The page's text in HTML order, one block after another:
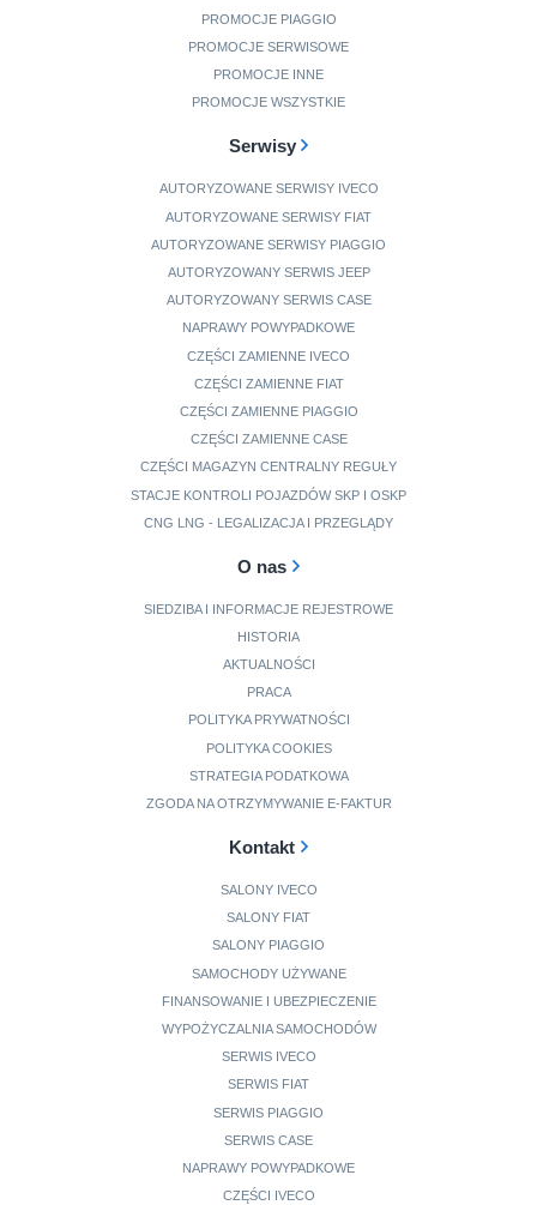
PROMOCJE PIAGGIO
PROMOCJE SERWISOWE
PROMOCJE INNE
PROMOCJE WSZYSTKIE
Serwisy
AUTORYZOWANE SERWISY IVECO
AUTORYZOWANE SERWISY FIAT
AUTORYZOWANE SERWISY PIAGGIO
AUTORYZOWANY SERWIS JEEP
AUTORYZOWANY SERWIS CASE
NAPRAWY POWYPADKOWE
CZĘŚCI ZAMIENNE IVECO
CZĘŚCI ZAMIENNE FIAT
CZĘŚCI ZAMIENNE PIAGGIO
CZĘŚCI ZAMIENNE CASE
CZĘŚCI MAGAZYN CENTRALNY REGUŁY
STACJE KONTROLI POJAZDÓW SKP I OSKP
CNG LNG - LEGALIZACJA I PRZEGLĄDY
O nas
SIEDZIBA I INFORMACJE REJESTROWE
HISTORIA
AKTUALNOŚCI
PRACA
POLITYKA PRYWATNOŚCI
POLITYKA COOKIES
STRATEGIA PODATKOWA
ZGODA NA OTRZYMYWANIE E-FAKTUR
Kontakt
SALONY IVECO
SALONY FIAT
SALONY PIAGGIO
SAMOCHODY UŻYWANE
FINANSOWANIE I UBEZPIECZENIE
WYPOŻYCZALNIA SAMOCHODÓW
SERWIS IVECO
SERWIS FIAT
SERWIS PIAGGIO
SERWIS CASE
NAPRAWY POWYPADKOWE
CZĘŚCI IVECO